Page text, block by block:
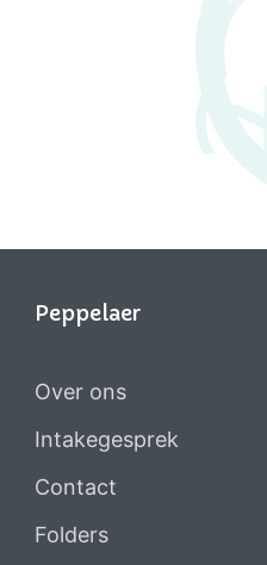
Peppelaer
Over ons
Intakegesprek
Contact
Folders